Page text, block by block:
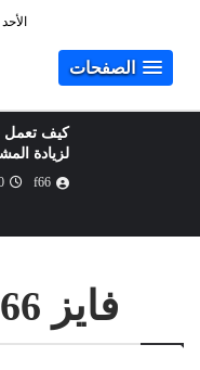
الأحد 9 أغسطس
الصفحات
لزيادة
f66
20
فايز 66 | FAYEZ66